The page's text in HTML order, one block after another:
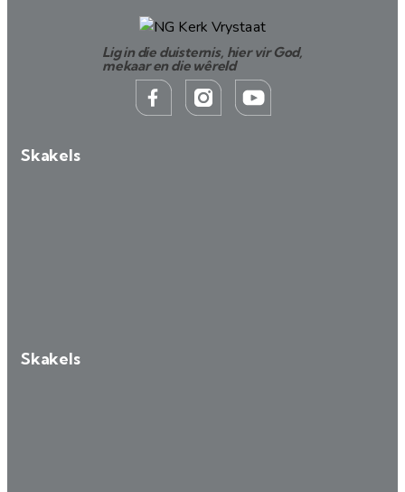
Lig in die duisternis, hier vir God,
mekaar en die wêreld
Skakels
Skakels